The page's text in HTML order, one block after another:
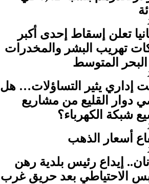
تعلن إسقاط إحدى أكبر
تهريب البشر والمخدرات
المتوسط
إداري يثير التساؤلات… هل
دوار القليع من مشاريع
شبكة الكهرباء؟
أسعار الذهب
إيداع رئيس بلدية رهن
الاحتياطي بعد حريق غرب